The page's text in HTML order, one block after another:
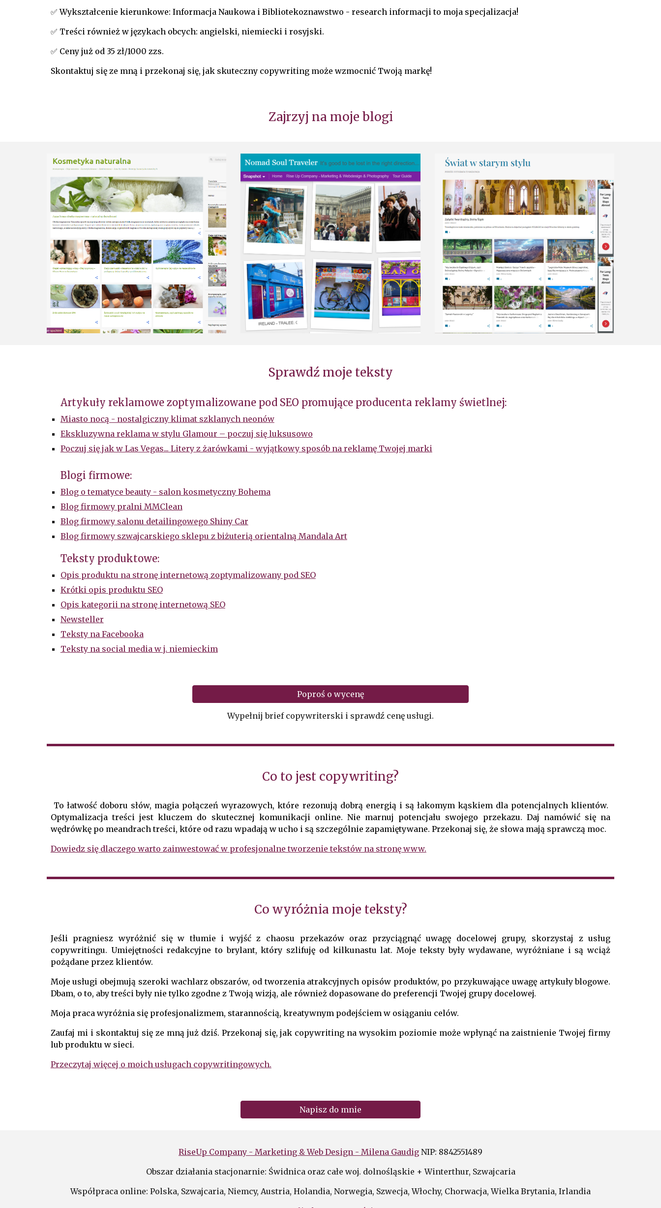
✅ Wykształcenie kierunkowe: Informacja Naukowa i Bibliotekoznawstwo - research informacji to moja specjalizacja!
✅ Treści również w językach obcych: angielski, niemiecki i rosyjski.
✅ Ceny już od 35 zł/1000 zzs.
Skontaktuj się ze mną i przekonaj się, jak skuteczny copywriting może wzmocnić Twoją markę!
Zajrzyj na moje blogi
Sprawdź moje teksty
Artykuły reklamowe zoptymalizowane pod SEO promujące producenta reklamy świetlnej:
Miasto nocą - nostalgiczny klimat szklanych neonów
Ekskluzywna reklama w stylu Glamour – poczuj się luksusowo
Poczuj się jak w Las Vegas... Litery z żarówkami - wyjątkowy sposób na reklamę Twojej marki
Blogi firmowe:
Blog o tematyce beauty - salon kosmetyczny Bohema
Blog firmowy pralni MMClean
Blog firmowy salonu detailingowego Shiny Car
Blog firmowy szwajcarskiego sklepu z biżuterią orientalną Mandala Art
Teksty produktowe:
Opis produktu na stronę internetową zoptymalizowany pod SEO
Krótki opis produktu SEO
Opis kategorii na stronę internetową SEO
Newsteller
Teksty na Facebooka
Teksty na social media w j. niemieckim
Poproś o wycenę
Wypełnij brief copywriterski i sprawdź cenę usługi.
Co to jest copywriting?
To łatwość doboru słów, magia połączeń wyrazowych, które rezonują dobrą energią i są łakomym kąskiem dla potencjalnych klientów.
Optymalizacja treści jest kluczem do skutecznej komunikacji online. Nie marnuj potencjału swojego przekazu. Daj namówić się na
wędrówkę po meandrach treści, które od razu wpadają w ucho i są szczególnie zapamiętywane. Przekonaj się, że słowa mają sprawczą moc.
Dowiedz się dlaczego warto zainwestować w profesjonalne tworzenie tekstów na stronę www.
Co wyróżnia moje teksty?
Jeśli pragniesz wyróżnić się w tłumie i wyjść z chaosu przekazów oraz przyciągnąć uwagę docelowej grupy, skorzystaj z usług
copywritingu. Umiejętności redakcyjne to brylant, który szlifuję od kilkunastu lat. Moje teksty były wydawane, wyróżniane i są wciąż
pożądane przez klientów.
Moje usługi obejmują szeroki wachlarz obszarów, od tworzenia atrakcyjnych opisów produktów, po przykuwające uwagę artykuły blogowe.
Dbam, o to, aby treści były nie tylko zgodne z Twoją wizją, ale również dopasowane do preferencji Twojej grupy docelowej.
Moja praca wyróżnia się profesjonalizmem, starannością, kreatywnym podejściem w osiąganiu celów.
Zaufaj mi i skontaktuj się ze mną już dziś. Przekonaj się, jak copywriting na wysokim poziomie może wpłynąć na zaistnienie Twojej firmy
lub produktu w sieci.
Przeczytaj więcej o moich usługach copywritingowych.
Napisz do mnie
RiseUp Company - Marketing & Web Design - Milena Gaudig NIP: 8842551489
Obszar działania stacjonarnie: Świdnica oraz całe woj. dolnośląskie + Winterthur, Szwajcaria
Współpraca online: Polska, Szwajcaria, Niemcy, Austria, Holandia, Norwegia, Szwecja, Włochy, Chorwacja, Wielka Brytania, Irlandia